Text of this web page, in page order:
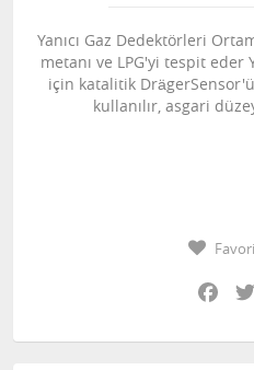
Yanıcı Gaz Dedektörleri
metanı ve LPG'yi tespit
için katalitik
kullanılır, asgari